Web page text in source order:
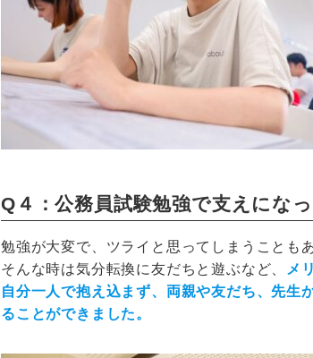
Q４：公務員試験勉強で支えにな
勉強が大変で、ツライと思ってしまうことも
そんな時は気分転換に友だちと遊ぶなど、
メ
自分一人で抱え込まず、両親や友だち、先生
ることができました。